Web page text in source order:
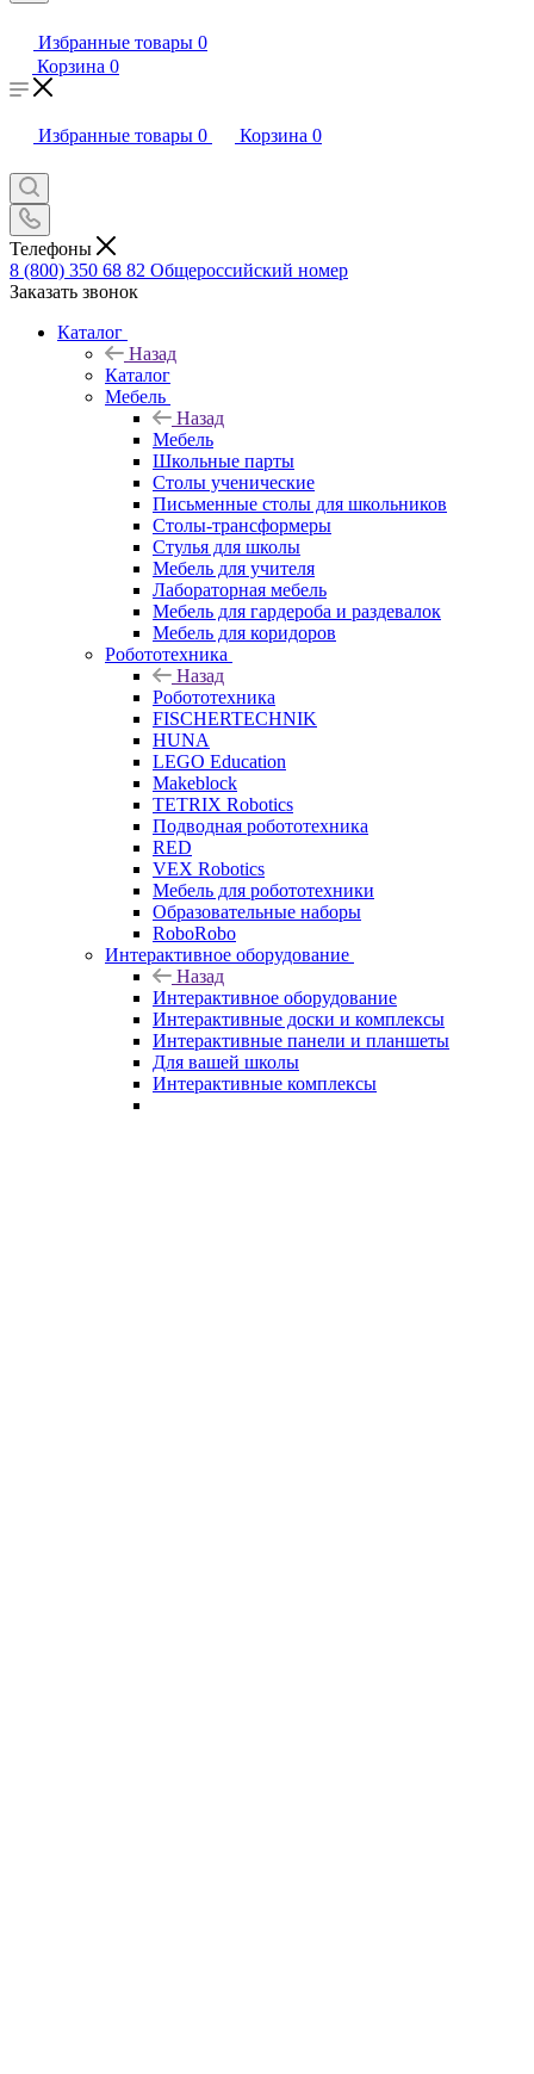
Избранные товары 0
Корзина 0
Избранные товары 0 Корзина 0
Телефоны
8 (800) 350 68 82 Общероссийский номер
Заказать звонок
Каталог
Назад
Каталог
Мебель
Назад
Мебель
Школьные парты
Столы ученические
Письменные столы для школьников
Столы-трансформеры
Стулья для школы
Мебель для учителя
Лабораторная мебель
Мебель для гардероба и раздевалок
Мебель для коридоров
Робототехника
Назад
Робототехника
FISCHERTECHNIK
HUNA
LEGO Education
Makeblock
TETRIX Robotics
Подводная робототехника
RED
VEX Robotics
Мебель для робототехники
Образовательные наборы
RoboRobo
Интерактивное оборудование
Назад
Интерактивное оборудование
Интерактивные доски и комплексы
Интерактивные панели и планшеты
Для вашей школы
Интерактивные комплексы